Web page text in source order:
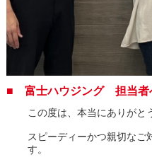
■ 富士ハウジング 担当者
この度は、本当にありがと
スピーディーかつ親切なご
す。